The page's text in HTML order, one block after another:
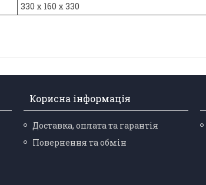
330 x 160 x 330
Корисна інформація
Доставка, оплата та гарантія
Повернення та обмін